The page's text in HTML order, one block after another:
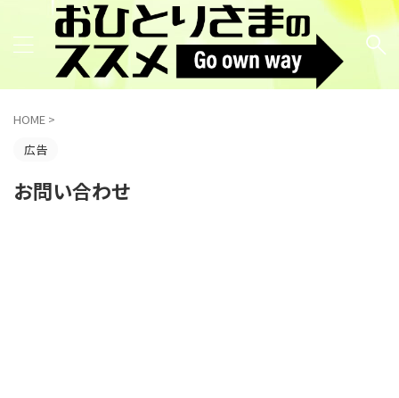
HOME >
広告
お問い合わせ